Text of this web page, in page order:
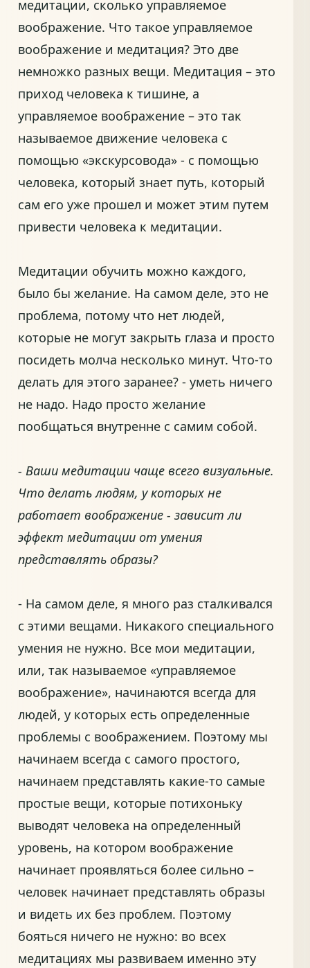
медитации, сколько управляемое
воображение. Что такое управляемое
воображение и медитация? Это две
немножко разных вещи. Медитация – это
приход человека к тишине, а
управляемое воображение – это так
называемое движение человека с
помощью «экскурсовода» - с помощью
человека, который знает путь, который
сам его уже прошел и может этим путем
привести человека к медитации.
Медитации обучить можно каждого,
было бы желание. На самом деле, это не
проблема, потому что нет людей,
которые не могут закрыть глаза и просто
посидеть молча несколько минут. Что-то
делать для этого заранее? - уметь ничего
не надо. Надо просто желание
пообщаться внутренне с самим собой.
- Ваши медитации чаще всего визуальные.
Что делать людям, у которых не
работает воображение - зависит ли
эффект медитации от умения
представлять образы?
- На самом деле, я много раз сталкивался
с этими вещами. Никакого специального
умения не нужно. Все мои медитации,
или, так называемое «управляемое
воображение», начинаются всегда для
людей, у которых есть определенные
проблемы с воображением. Поэтому мы
начинаем всегда с самого простого,
начинаем представлять какие-то самые
простые вещи, которые потихоньку
выводят человека на определенный
уровень, на котором воображение
начинает проявляться более сильно –
человек начинает представлять образы
и видеть их без проблем. Поэтому
бояться ничего не нужно: во всех
медитациях мы развиваем именно эту